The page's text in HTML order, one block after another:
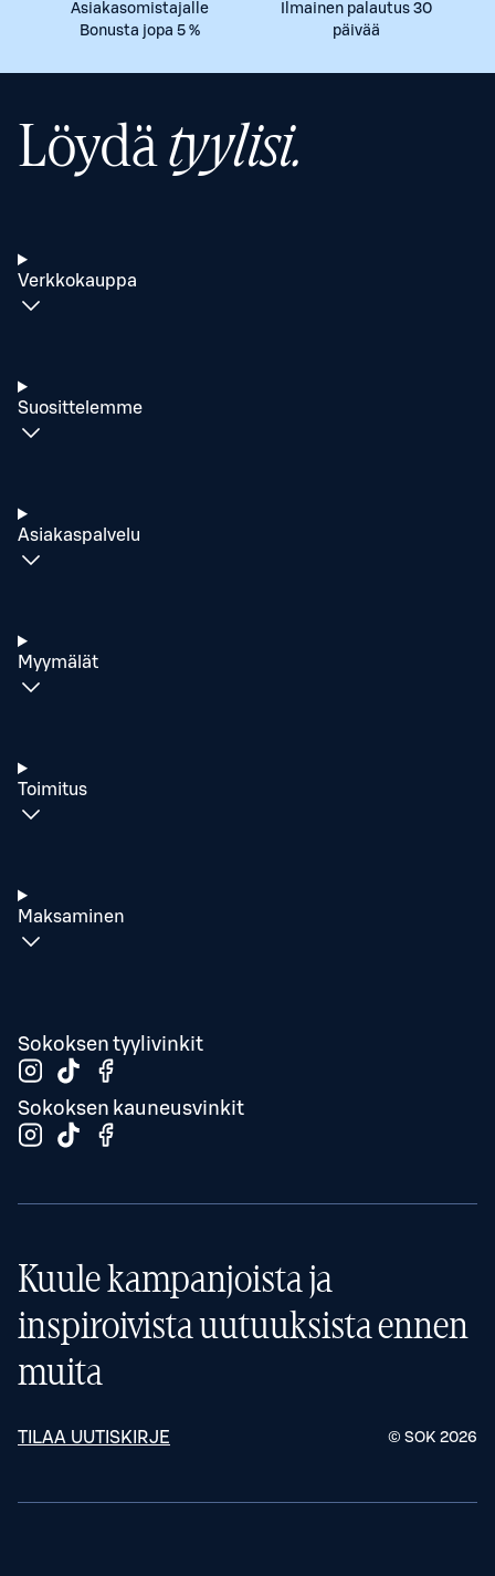
Asiakasomistajalle
Bonusta jopa 5 %
Ilmainen palautus 30
päivää
Löydätyylisi.
Verkkokauppa
Suosittelemme
Asiakaspalvelu
Myymälät
Toimitus
Maksaminen
Sokoksen tyylivinkit
Sokoksen kauneusvinkit
Kuule kampanjoista ja
inspiroivista uutuuksista ennen
muita
TILAA UUTISKIRJE © SOK 2026